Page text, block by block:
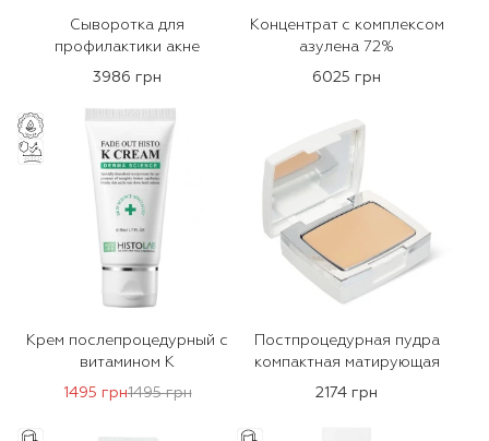
Сыворотка для
профилактики акне
3986 грн
Концентрат с комплексом
азулена 72%
6025 грн
Крем послепроцедурный с
витамином К
1495 грн1495 грн
Постпроцедурная пудра
компактная матирующая
2174 грн